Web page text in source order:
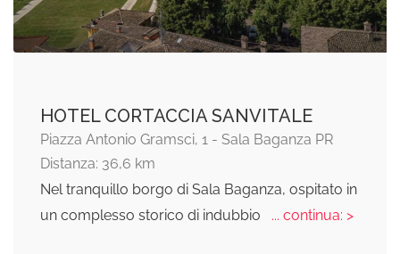
HOTEL CORTACCIA SANVITALE
Piazza Antonio Gramsci, 1 - Sala Baganza PR
Distanza: 36,6 km
Nel tranquillo borgo di Sala Baganza, ospitato in
un complesso storico di indubbio
... continua: >